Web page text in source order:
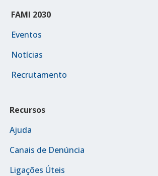
FAMI 2030
Eventos
Notícias
Recrutamento
Recursos
Ajuda
Canais de Denúncia
Ligações Úteis